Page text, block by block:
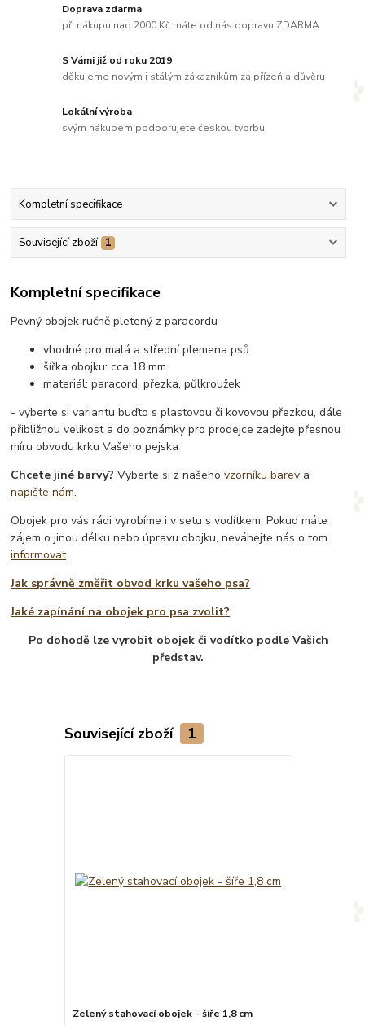
Doprava zdarma
při nákupu nad 2000 Kč máte od nás dopravu ZDARMA
S Vámi již od roku 2019
děkujeme novým i stálým zákazníkům za přízeň a důvěru
Lokální výroba
svým nákupem podporujete českou tvorbu
Kompletní specifikace
Související zboží 1
Kompletní specifikace
Pevný obojek ručně pletený z paracordu
vhodné pro malá a střední plemena psů
šířka obojku: cca 18 mm
materiál: paracord, přezka, půlkroužek
- vyberte si variantu buďto s plastovou či kovovou přezkou, dále
přibližnou velikost a do poznámky pro prodejce zadejte přesnou
míru obvodu krku Vašeho pejska
Chcete jiné barvy? Vyberte si z našehovzorníku barev a
napište nám.
Obojek pro vás rádi vyrobíme i v setu s vodítkem. Pokud máte
zájem o jinou délku nebo úpravu obojku, neváhejte nás o tom
informovat.
Jak správně změřit obvod krku vašeho psa?
Jaké zapínání na obojek pro psa zvolit?
Po dohodě lze vyrobit obojek či vodítko podle Vašich
představ.
Související zboží 1
Zelený stahovací obojek - šíře 1,8 cm